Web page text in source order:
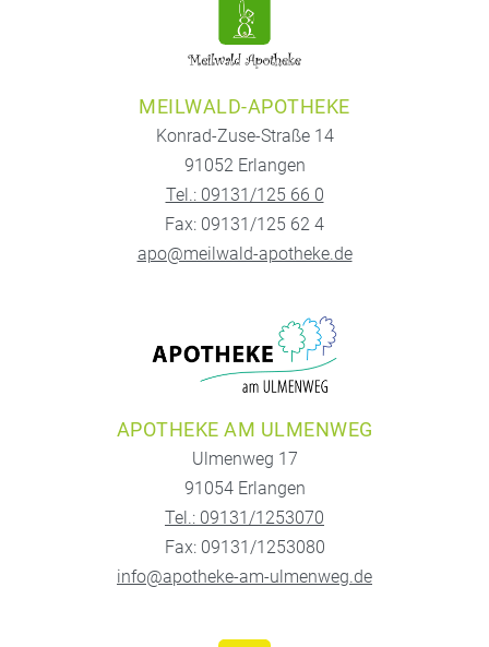
MEILWALD-APOTHEKE
Konrad-Zuse-Straße 14
91052 Erlangen
Tel.: 09131/125 66 0
Fax: 09131/125 62 4
apo@meilwald-apotheke.de
APOTHEKE AM ULMENWEG
Ulmenweg 17
91054 Erlangen
Tel.: 09131/1253070
Fax: 09131/1253080
info@apotheke-am-ulmenweg.de